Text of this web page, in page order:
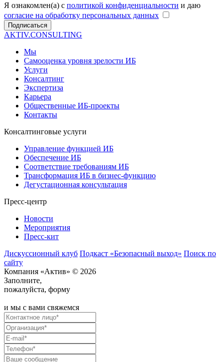
Я ознакомлен(а) с политикой конфиденциальности и даю
согласие на обработку персональных данных
Подписаться
AKTIV.CONSULTING
Мы
Самооценка уровня зрелости ИБ
Услуги
Консалтинг
Экспертиза
Карьера
Общественные ИБ-проекты
Контакты
Консалтинговые услуги
Управление функцией ИБ
Обеспечение ИБ
Соответствие требованиям ИБ
Трансформация ИБ в бизнес-функцию
Дегустационная консультация
Пресс-центр
Новости
Мероприятия
Пресс-кит
Дискуссионный клуб Подкаст «Безопасный выход» Поиск по
сайту
Компания «Актив» © 2026
Заполните,
пожалуйста, форму
и мы с вами свяжемся